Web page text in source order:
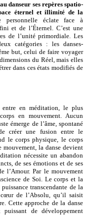
danseur ses repères spatio-
éternel et illimité de la
personnelle éclate face à
et de l’Éternel. C’est une
de l’unité primordiale. Les
catégories : les danses-
but, celui de faire voyager
du Réel, mais elles
dans ces états modifiés de
entre en méditation, le plus
en mouvement. Aucun
émerge de l’âme, spontané
créer une fusion entre le
le corps physique, le corps
mouvement, la danse devient
nécessite un abandon
de ses émotions et de ses
l’Amour. Par le mouvement
de Soi. Le corps et la
transcendante de la
de l’Absolu, qu’il saisit
Cette approche de la danse
de développement